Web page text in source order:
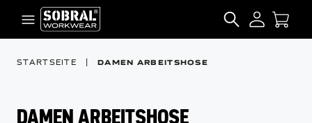
Zum Inhalt springen
SEARCH
STARTSEITE DAMEN ARBEITSHOSE
DAMEN ARBEITSHOSE